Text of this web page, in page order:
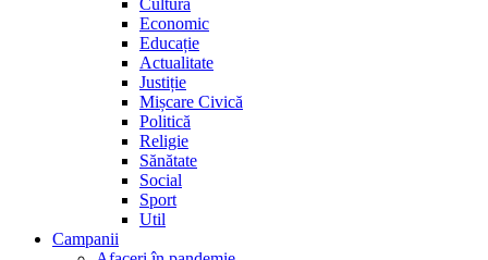
Cultură
Economic
Educație
Actualitate
Justiție
Mișcare Civică
Politică
Religie
Sănătate
Social
Sport
Util
Campanii